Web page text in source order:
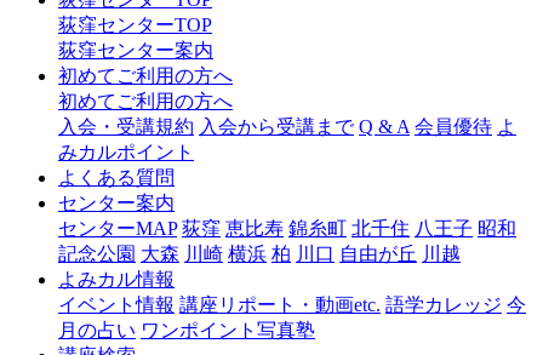
ャ
窪
荻窪センターTOP
荻窪センター案内
初めてご利用の方へ
初めてご利用の方へ
入会・受講規約 入会から受講まで Q & A 会員優待 よ
みカルポイント
よくある質問
センター案内
センターMAP 荻窪 恵比寿 錦糸町 北千住 八王子 昭和
記念公園 大森 川崎 横浜 柏 川口 自由が丘 川越
よみカル情報
イベント情報 講座リポート・動画etc. 語学カレッジ 今
月の占い ワンポイント写真塾